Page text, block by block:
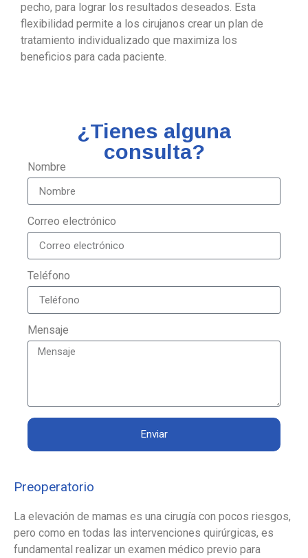
pecho, para lograr los resultados deseados. Esta
flexibilidad permite a los cirujanos crear un plan de
tratamiento individualizado que maximiza los
beneficios para cada paciente.
¿Tienes alguna
consulta?
Nombre
Correo electrónico
Teléfono
Mensaje
Enviar
Preoperatorio
La elevación de mamas es una cirugía con pocos riesgos,
pero como en todas las intervenciones quirúrgicas, es
fundamental realizar un examen médico previo para